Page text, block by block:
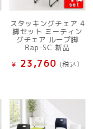
スタッキングチェア 4
脚セット ミーティン
グチェア ループ脚
Rap-SC 新品
¥ 23,760 (税込）